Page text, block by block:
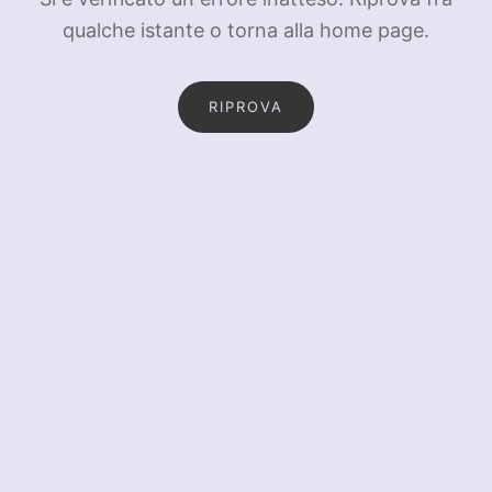
qualche istante o torna alla home page.
RIPROVA